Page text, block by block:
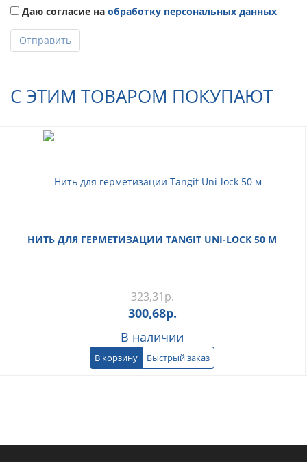
Даю согласие на обработку персональных данных
Отправить
С ЭТИМ ТОВАРОМ ПОКУПАЮТ
НИТЬ ДЛЯ ГЕРМЕТИЗАЦИИ TANGIT UNI-LOCK 50 М
323,31р.
300,68р.
В наличии
В корзину Быстрый заказ